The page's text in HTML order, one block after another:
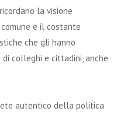
la visione
e il costante
che gli hanno
colleghi e cittadini, anche
autentico della politica